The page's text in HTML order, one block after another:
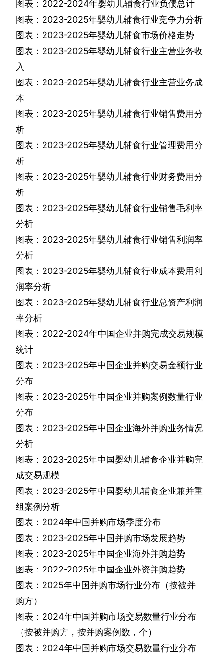
图表： 2022-2024年婴幼儿辅食行业负债总计
图表： 2023-2025年婴幼儿辅食行业竞争力分析
图表： 2023-2025年婴幼儿辅食市场价格走势
图表： 2023-2025年婴幼儿辅食行业主营业务收
入
图表： 2023-2025年婴幼儿辅食行业主营业务成
本
图表： 2023-2025年婴幼儿辅食行业销售费用分
析
图表： 2023-2025年婴幼儿辅食行业管理费用分
析
图表： 2023-2025年婴幼儿辅食行业财务费用分
析
图表： 2023-2025年婴幼儿辅食行业销售毛利率
分析
图表： 2023-2025年婴幼儿辅食行业销售利润率
分析
图表： 2023-2025年婴幼儿辅食行业成本费用利
润率分析
图表： 2023-2025年婴幼儿辅食行业总资产利润
率分析
图表： 2022-2024年中国企业并购完成交易规模
统计
图表： 2023-2025年中国企业并购交易金额行业
分布
图表： 2023-2025年中国企业并购案例数量行业
分布
图表： 2023-2025年中国企业海外并购业务情况
分析
图表： 2023-2025年中国婴幼儿辅食企业并购完
成交易规模
图表： 2023-2025年中国婴幼儿辅食企业兼并重
组案例分析
图表： 2024年中国并购市场季度分布
图表： 2023-2025年中国并购市场发展趋势
图表： 2023-2025年中国企业海外并购趋势
图表： 2022-2025年中国企业外资并购趋势
图表： 2025年中国并购市场行业分布（按被并
购方）
图表： 2024年中国并购市场交易数量行业分布
（按被并购方，按并购案例数，个）
图表： 2024年中国并购市场交易数量行业分布